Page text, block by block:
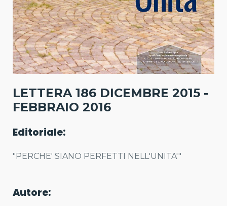
LETTERA 186 DICEMBRE 2015 -
FEBBRAIO 2016
Editoriale:
"PERCHE' SIANO PERFETTI NELL'UNITA'"
Autore: